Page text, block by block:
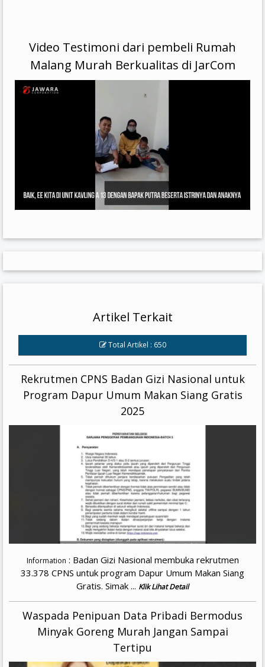
Video Testimoni dari pembeli Rumah
Malang Murah Berkualitas di JarCom
Artikel Terkait
Total Artikel : 650
Rekrutmen CPNS Badan Gizi Nasional untuk
Program Dapur Umum Makan Siang Gratis
2025
Information : Badan Gizi Nasional membuka rekrutmen
33.378 CPNS untuk program Dapur Umum Makan Siang
Gratis. Simak ... Klik Lihat Detail
Waspada Penipuan Data Pribadi Bermodus
Minyak Goreng Murah Jangan Sampai
Tertipu